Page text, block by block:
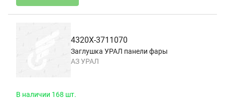
4320Х-3711070
Заглушка УРАЛ панели фары
АЗ УРАЛ
В наличии 168 шт.